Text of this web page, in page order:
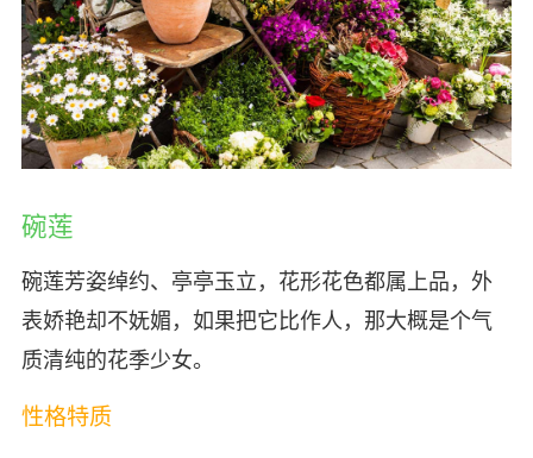
碗莲
碗莲芳姿绰约、亭亭玉立，花形花色都属上品，外
表娇艳却不妩媚，如果把它比作人，那大概是个气
质清纯的花季少女。
性格特质